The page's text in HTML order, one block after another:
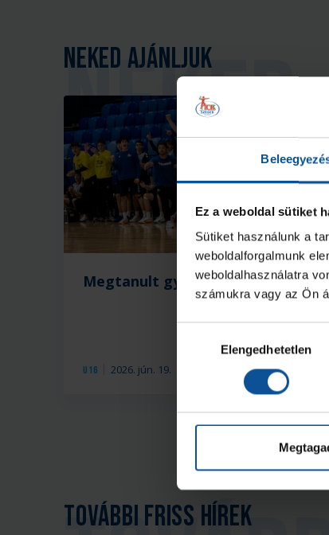
Ez a weboldal sütiket
Sütiket használunk a
weboldalforgalmunk
weboldalhasználatra
számukra vagy az Ön
kiválasztásaElengedhetetlen
Neked ajánljuk
U16 2026. jún. 19.
Megtanult győzni a csapat
További friss hírek